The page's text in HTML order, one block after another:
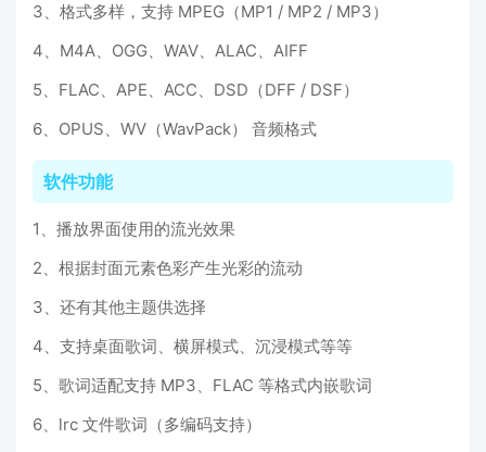
3、格式多样，支持 MPEG（MP1 / MP2 / MP3）
4、M4A、OGG、WAV、ALAC、AIFF
5、FLAC、APE、ACC、DSD（DFF / DSF）
6、OPUS、WV（WavPack） 音频格式
软件功能
1、播放界面使用的流光效果
2、根据封面元素色彩产生光彩的流动
3、还有其他主题供选择
4、支持桌面歌词、横屏模式、沉浸模式等等
5、歌词适配支持 MP3、FLAC 等格式内嵌歌词
6、lrc 文件歌词（多编码支持）